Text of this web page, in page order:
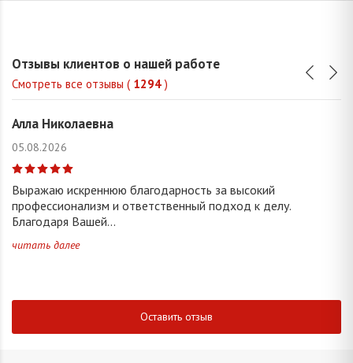
Отзывы клиентов о нашей работе
Смотреть все отзывы ( 1294 )
Алла Николаевна
05.08.2026
Выражаю искреннюю благодарность за высокий
профессионализм и ответственный подход к делу.
Благодаря Вашей...
читать далее
Оставить отзыв